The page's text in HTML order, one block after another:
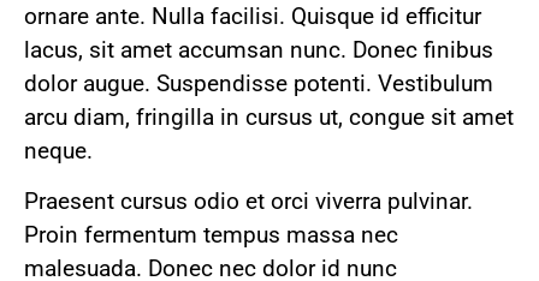
ornare ante. Nulla facilisi. Quisque id efficitur
lacus, sit amet accumsan nunc. Donec finibus
dolor augue. Suspendisse potenti. Vestibulum
arcu diam, fringilla in cursus ut, congue sit amet
neque.
Praesent cursus odio et orci viverra pulvinar.
Proin fermentum tempus massa nec
malesuada. Donec nec dolor id nunc